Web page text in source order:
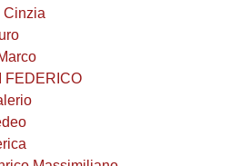
Cinzia
FEDERICO